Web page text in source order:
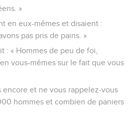
»
en eux-mêmes et disaient :
pas pris de pains. »
: « Hommes de peu de foi,
vous-mêmes sur le fait que vous
encore et ne vous rappelez-vous
hommes et combien de paniers